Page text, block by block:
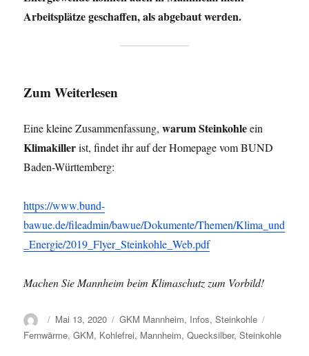
Arbeitsplätze geschaffen, als abgebaut werden.
Zum Weiterlesen
Eine kleine Zusammenfassung,warum Steinkohleein
Klimakillerist, findet ihr auf der Homepage vom BUND
Baden-Württemberg:
https://www.bund-
bawue.de/fileadmin/bawue/Dokumente/Themen/Klima_und
_Energie/2019_Flyer_Steinkohle_Web.pdf
Machen Sie Mannheim beim Klimaschutz zum Vorbild!
AutorVeröffentlicht
am
Mai 13, 2020 Kategorien
GKM Mannheim, Infos,Steinkohle
Fernwärme,GKM, Kohlefrei, Mannheim,Quecksilber,Steinkohle